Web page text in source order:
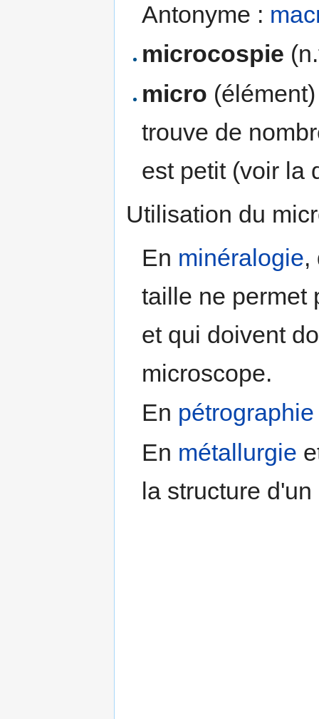
Antonyme :
microcospie
micro
trouve de
est petit (voir la
Utilisation du
En minéralogie,
taille ne permet
et qui doivent
microscope.
En pétrographie
En métallurgie
la structure d'un